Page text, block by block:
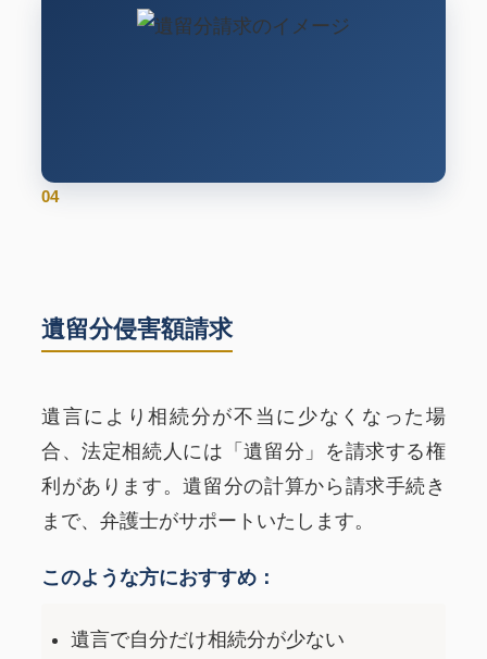
04
遺留分侵害額請求
遺言により相続分が不当に少なくなった場
合、法定相続人には「遺留分」を請求する権
利があります。遺留分の計算から請求手続き
まで、弁護士がサポートいたします。
このような方におすすめ：
遺言で自分だけ相続分が少ない